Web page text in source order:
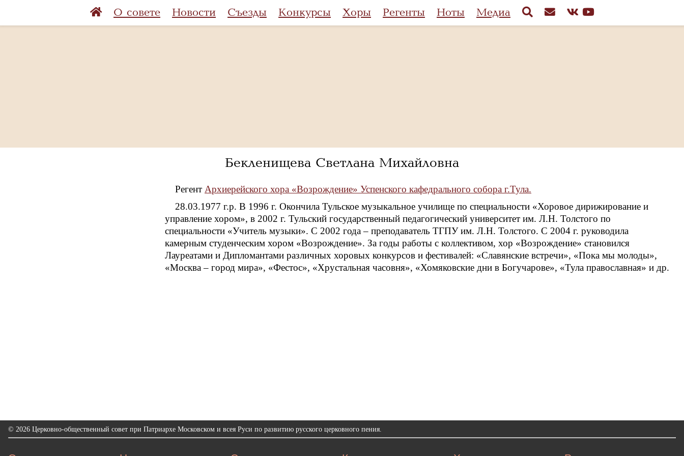
О совете Новости Съезды Конкурсы Хоры Регенты Ноты Медиа
Бекленищева Светлана Михайловна
Регент Архиерейского хора «Возрождение» Успенского кафедрального собора г.Тула.
28.03.1977 г.р. В 1996 г. Окончила Тульское музыкальное училище по специальности «Хоровое дирижирование и
управление хором», в 2002 г. Тульский государственный педагогический университет им. Л.Н. Толстого по
специальности «Учитель музыки». С 2002 года – преподаватель ТГПУ им. Л.Н. Толстого. С 2004 г. руководила
камерным студенческим хором «Возрождение». За годы работы с коллективом, хор «Возрождение» становился
Лауреатами и Дипломантами различных хоровых конкурсов и фестивалей: «Славянские встречи», «Пока мы молоды»,
«Москва – город мира», «Фестос», «Хрустальная часовня», «Хомяковские дни в Богучарове», «Тула православная» и др.
© 2026 Церковно-общественный совет при Патриархе Московском и всея Руси по развитию русского церковного пения.